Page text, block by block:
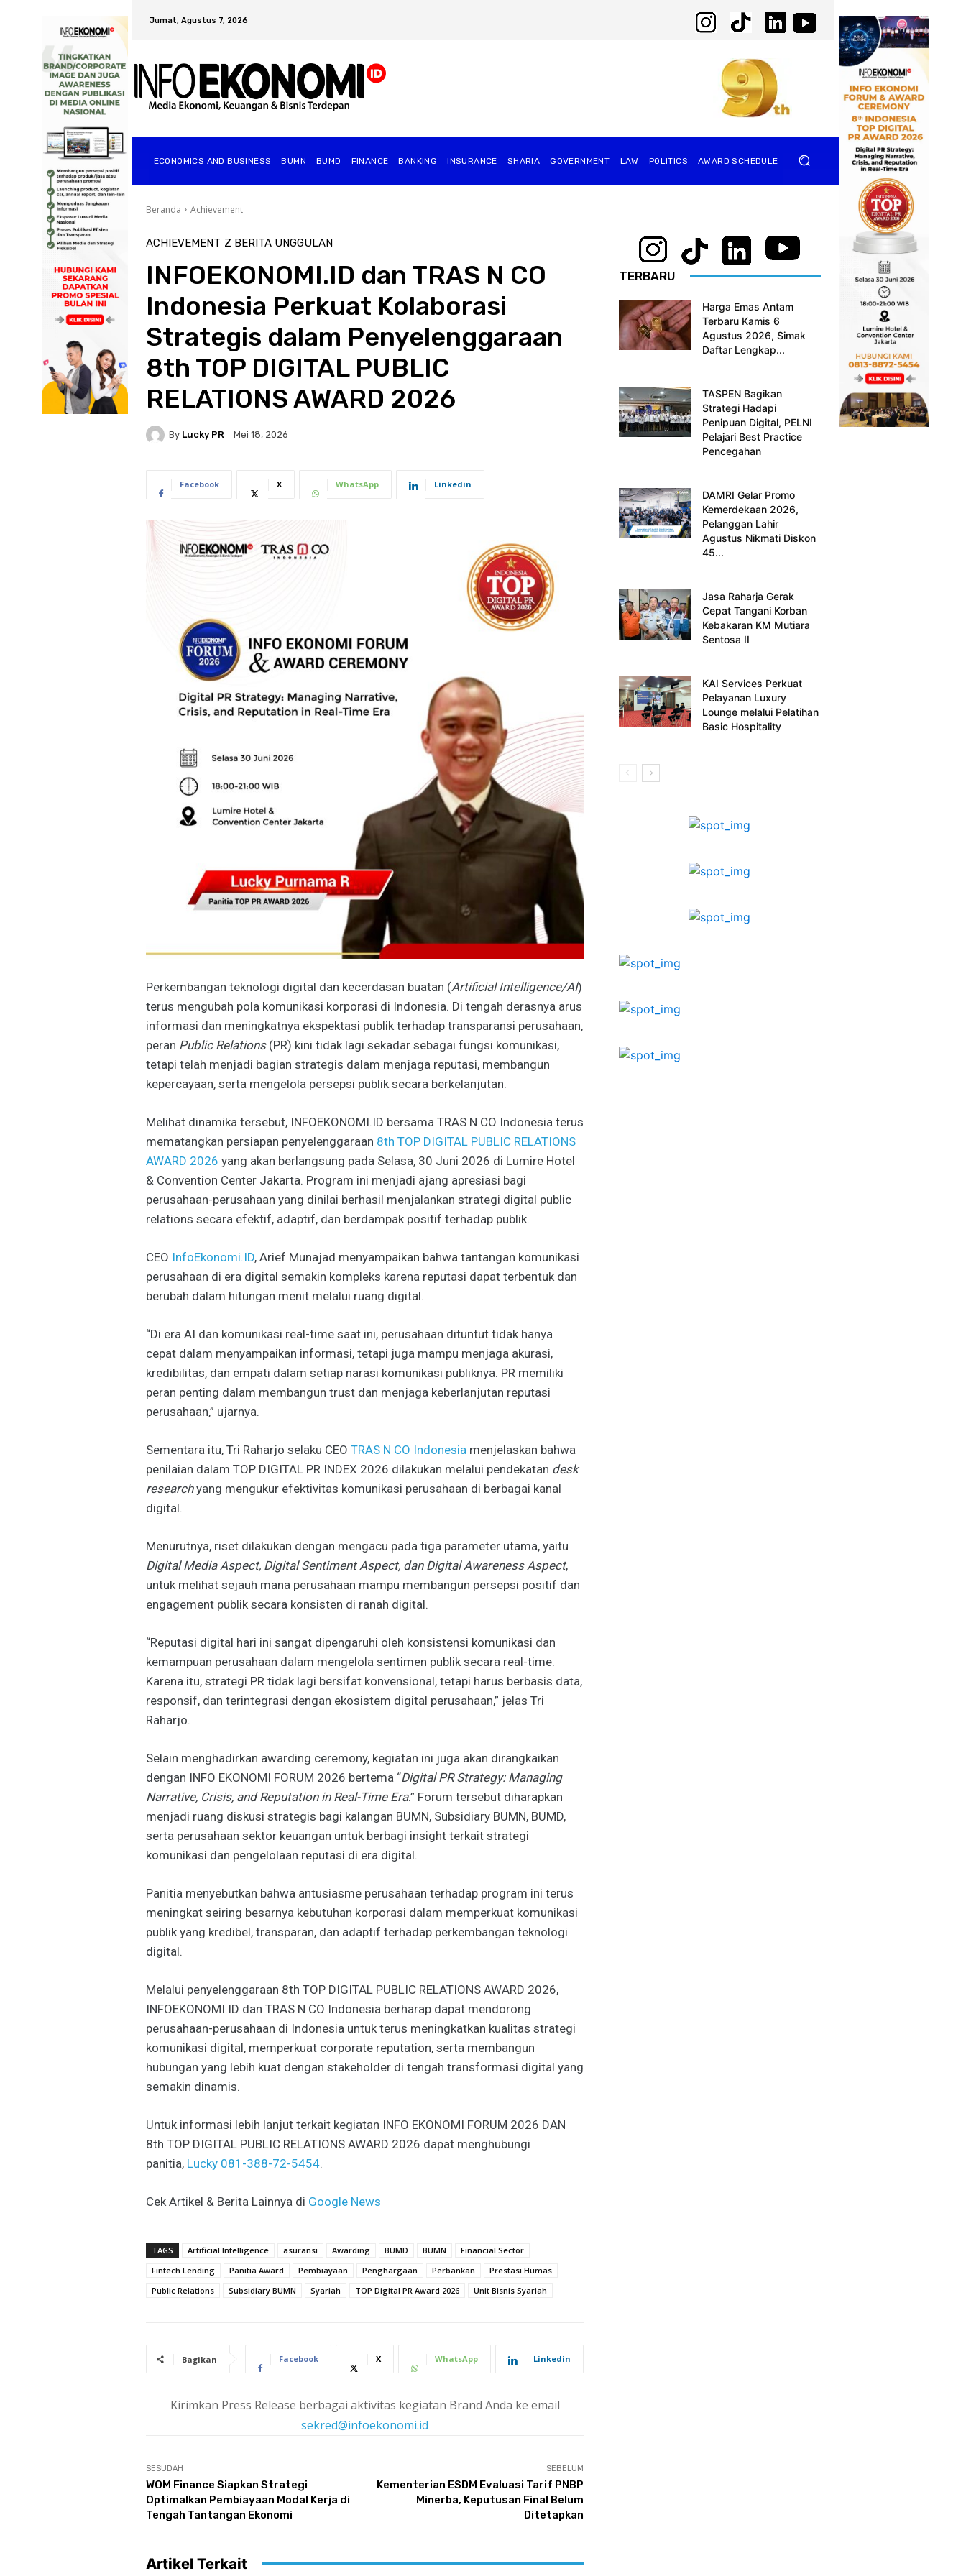
Jumat, Agustus 7, 2026
ECONOMICS AND BUSINESS BUMN BUMD FINANCE BANKING INSURANCE SHARIA GOVERNMENT ⁠LAW POLITICS AWARD SCHEDULE
Beranda Achievement
ACHIEVEMENT Z BERITA UNGGULAN
INFOEKONOMI.ID dan TRAS N CO
Indonesia Perkuat Kolaborasi
Strategis dalam Penyelenggaraan
8th TOP DIGITAL PUBLIC
RELATIONS AWARD 2026
By Lucky PR Mei 18, 2026
Facebook X WhatsApp Linkedin
Perkembangan teknologi digital dan kecerdasan buatan (Artificial Intelligence/AI)
terus mengubah pola komunikasi korporasi di Indonesia. Di tengah derasnya arus
informasi dan meningkatnya ekspektasi publik terhadap transparansi perusahaan,
peran Public Relations(PR) kini tidak lagi sekadar sebagai fungsi komunikasi,
tetapi telah menjadi bagian strategis dalam menjaga reputasi, membangun
kepercayaan, serta mengelola persepsi publik secara berkelanjutan.
Melihat dinamika tersebut, INFOEKONOMI.ID bersama TRAS N CO Indonesia terus
mematangkan persiapan penyelenggaraan 8th TOP DIGITAL PUBLIC RELATIONS
AWARD 2026 yang akan berlangsung pada Selasa, 30 Juni 2026 di Lumire Hotel
& Convention Center Jakarta. Program ini menjadi ajang apresiasi bagi
perusahaan-perusahaan yang dinilai berhasil menjalankan strategi digital public
relations secara efektif, adaptif, dan berdampak positif terhadap publik.
CEO InfoEkonomi.ID, Arief Munajad menyampaikan bahwa tantangan komunikasi
perusahaan di era digital semakin kompleks karena reputasi dapat terbentuk dan
berubah dalam hitungan menit melalui ruang digital.
“Di era AI dan komunikasi real-time saat ini, perusahaan dituntut tidak hanya
cepat dalam menyampaikan informasi, tetapi juga mampu menjaga akurasi,
kredibilitas, dan empati dalam setiap narasi komunikasi publiknya. PR memiliki
peran penting dalam membangun trust dan menjaga keberlanjutan reputasi
perusahaan,” ujarnya.
Sementara itu, Tri Raharjo selaku CEO TRAS N CO Indonesia menjelaskan bahwa
penilaian dalam TOP DIGITAL PR INDEX 2026 dilakukan melalui pendekatan desk
researchyang mengukur efektivitas komunikasi perusahaan di berbagai kanal
digital.
Menurutnya, riset dilakukan dengan mengacu pada tiga parameter utama, yaitu
Digital Media Aspect, Digital Sentiment Aspect, dan Digital Awareness Aspect,
untuk melihat sejauh mana perusahaan mampu membangun persepsi positif dan
engagement publik secara konsisten di ranah digital.
“Reputasi digital hari ini sangat dipengaruhi oleh konsistensi komunikasi dan
kemampuan perusahaan dalam mengelola sentimen publik secara real-time.
Karena itu, strategi PR tidak lagi bersifat konvensional, tetapi harus berbasis data,
responsif, dan terintegrasi dengan ekosistem digital perusahaan,” jelas Tri
Raharjo.
Selain menghadirkan awarding ceremony, kegiatan ini juga akan dirangkaikan
dengan INFO EKONOMI FORUM 2026 bertema “Digital PR Strategy: Managing
Narrative, Crisis, and Reputation in Real-Time Era.” Forum tersebut diharapkan
menjadi ruang diskusi strategis bagi kalangan BUMN, Subsidiary BUMN, BUMD,
serta perusahaan sektor keuangan untuk berbagi insight terkait strategi
komunikasi dan pengelolaan reputasi di era digital.
Panitia menyebutkan bahwa antusiasme perusahaan terhadap program ini terus
meningkat seiring besarnya kebutuhan korporasi dalam memperkuat komunikasi
publik yang kredibel, transparan, dan adaptif terhadap perkembangan teknologi
digital.
Melalui penyelenggaraan 8th TOP DIGITAL PUBLIC RELATIONS AWARD 2026,
INFOEKONOMI.ID dan TRAS N CO Indonesia berharap dapat mendorong
perusahaan-perusahaan di Indonesia untuk terus meningkatkan kualitas strategi
komunikasi digital, memperkuat corporate reputation, serta membangun
hubungan yang lebih kuat dengan stakeholder di tengah transformasi digital yang
semakin dinamis.
Untuk informasi lebih lanjut terkait kegiatan INFO EKONOMI FORUM 2026 DAN
8th TOP DIGITAL PUBLIC RELATIONS AWARD 2026 dapat menghubungi
panitia, Lucky 081-388-72-5454.
Cek Artikel & Berita Lainnya di Google News
TAGS Artificial Intelligence asuransi Awarding BUMD BUMN
Financial Sector
Fintech Lending
Panitia Award Pembiayaan Penghargaan Perbankan
Prestasi Humas
Public Relations
Subsidiary BUMN Syariah TOP Digital PR Award 2026 Unit Bisnis Syariah
Bagikan Facebook X WhatsApp Linkedin
Kirimkan Press Release berbagai aktivitas kegiatan Brand Anda ke email
sekred@infoekonomi.id
SESUDAH
WOM Finance Siapkan Strategi
Optimalkan Pembiayaan Modal Kerja di
Tengah Tantangan Ekonomi
SEBELUM
Kementerian ESDM Evaluasi Tarif PNBP
Minerba, Keputusan Final Belum
Ditetapkan
Artikel Terkait
TERBARU
Harga Emas Antam
Terbaru Kamis 6
Agustus 2026, Simak
Daftar Lengkap...
TASPEN Bagikan
Strategi Hadapi
Penipuan Digital, PELNI
Pelajari Best Practice
Pencegahan
DAMRI Gelar Promo
Kemerdekaan 2026,
Pelanggan Lahir
Agustus Nikmati Diskon
45...
Jasa Raharja Gerak
Cepat Tangani Korban
Kebakaran KM Mutiara
Sentosa II
KAI Services Perkuat
Pelayanan Luxury
Lounge melalui Pelatihan
Basic Hospitality